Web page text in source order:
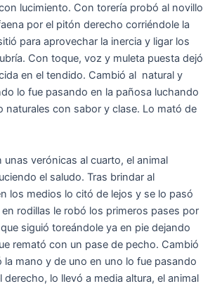
lucimiento. Con torería probó al novillo
por el pitón derecho corriéndole la
para aprovechar la inercia y ligar los
Con toque, voz y muleta puesta dejó
en el tendido. Cambió al natural y
lo fue pasando en la pañosa luchando
naturales con sabor y clase. Lo mató de
verónicas al cuarto, el animal
el saludo. Tras brindar al
los medios lo citó de lejos y se lo pasó
rodillas le robó los primeros pases por
siguió toreándole ya en pie dejando
remató con un pase de pecho. Cambió
la mano y de uno en uno lo fue pasando
derecho, lo llevó a media altura, el animal